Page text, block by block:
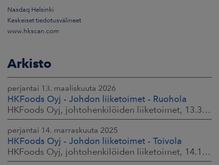
Nasdaq Helsinki
Keskeiset tiedotusvälineet
www.hkscan.com
Arkisto
perjantai 13. maaliskuuta 2026
HKFoods Oyj - Johdon liiketoimet - Ruohola
HKFoods Oyj, johtohenkilöiden liiketoimet, 13.3.2026 klo 9.30
perjantai 14. marraskuuta 2025
HKFoods Oyj - Johdon liiketoimet - Toivola
HKFoods Oyj, johtohenkilöiden liiketoimet, 14.11.2025 klo 14.00